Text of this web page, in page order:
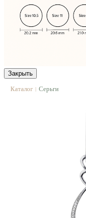
Закрыть
Каталог | Серьги